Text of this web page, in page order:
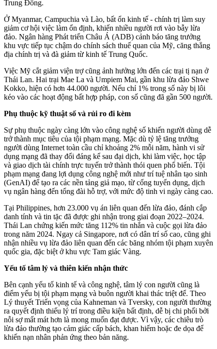
Trung Đông.
Ở Myanmar, Campuchia và Lào, bất ổn kinh tế - chính trị làm suy
giảm cơ hội việc làm ổn định, khiến nhiều người rơi vào bẫy lừa
đảo. Ngân hàng Phát triển Châu Á (ADB) cảnh báo tăng trưởng
khu vực tiếp tục chậm do chính sách thuế quan của Mỹ, căng thẳng
địa chính trị và đà giảm từ kinh tế Trung Quốc.
Việc Mỹ cắt giảm viện trợ cũng ảnh hưởng lớn đến các trại tị nạn ở
Thái Lan. Hai trại Mae La và Umpiem Mai, gần khu lừa đảo Shwe
Kokko, hiện có hơn 44.000 người. Nếu chỉ 1% trong số này bị lôi
kéo vào các hoạt động bất hợp pháp, con số cũng đã gần 500 người.
Phụ thuộc kỹ thuật số và rủi ro đi kèm
Sự phụ thuộc ngày càng lớn vào công nghệ số khiến người dùng dễ
trở thành mục tiêu của tội phạm mạng. Mặc dù tỷ lệ tăng trưởng
người dùng Internet toàn cầu chỉ khoảng 2% mỗi năm, hành vi sử
dụng mạng đã thay đổi đáng kể sau đại dịch, khi làm việc, học tập
và giao dịch tài chính trực tuyến trở thành thói quen phổ biến. Tội
phạm mạng đang lợi dụng công nghệ mới như trí tuệ nhân tạo sinh
(GenAI) để tạo ra các nền tảng giả mạo, từ cổng tuyển dụng, dịch
vụ ngân hàng đến tổng đài hỗ trợ, với mức độ tinh vi ngày càng cao.
Tại Philippines, hơn 23.000 vụ án liên quan đến lừa đảo, đánh cắp
danh tính và tin tặc đã được ghi nhận trong giai đoạn 2022–2024.
Thái Lan chứng kiến mức tăng 112% tin nhắn và cuộc gọi lừa đảo
trong năm 2024. Ngay cả Singapore, nơi có dân trí số cao, cũng ghi
nhận nhiều vụ lừa đảo liên quan đến các băng nhóm tội phạm xuyên
quốc gia, đặc biệt ở khu vực Tam giác Vàng.
Yếu tố tâm lý và thiên kiến nhận thức
Bên cạnh yếu tố kinh tế và công nghệ, tâm lý con người cũng là
điểm yếu bị tội phạm mạng và buôn người khai thác triệt để. Theo
Lý thuyết Triển vọng của Kahneman và Tversky, con người thường
ra quyết định thiếu lý trí trong điều kiện bất định, dễ bị chi phối bởi
nỗi sợ mất mát hơn là mong muốn đạt được. Vì vậy, các chiêu trò
lừa đảo thường tạo cảm giác cấp bách, khan hiếm hoặc đe dọa để
khiến nạn nhân phản ứng theo bản năng.